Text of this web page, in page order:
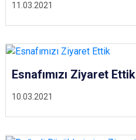
11.03.2021
10.03.2021
Esnafımızı Ziyaret Ettik